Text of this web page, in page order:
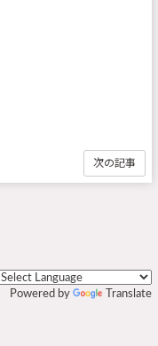
次の記事
Powered by Translate